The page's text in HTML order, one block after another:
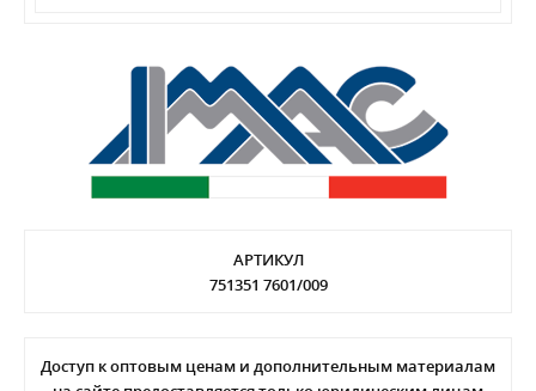
АРТИКУЛ
751351 7601/009
Доступ к оптовым ценам и дополнительным материалам